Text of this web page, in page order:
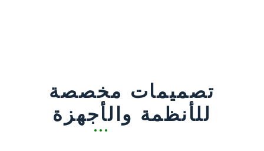
تصميمات مخصصة
للأنظمة والأجهزة